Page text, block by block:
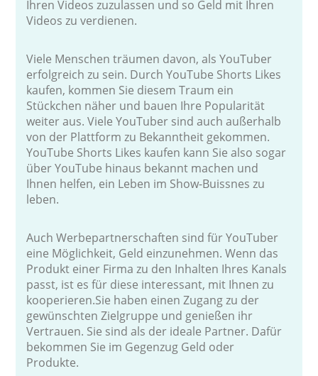
Ihren Videos zuzulassen und so Geld mit Ihren
Videos zu verdienen.
Viele Menschen träumen davon, als YouTuber
erfolgreich zu sein. Durch YouTube Shorts Likes
kaufen, kommen Sie diesem Traum ein
Stückchen näher und bauen Ihre Popularität
weiter aus. Viele YouTuber sind auch außerhalb
von der Plattform zu Bekanntheit gekommen.
YouTube Shorts Likes kaufen kann Sie also sogar
über YouTube hinaus bekannt machen und
Ihnen helfen, ein Leben im Show-Buissnes zu
leben.
Auch Werbepartnerschaften sind für YouTuber
eine Möglichkeit, Geld einzunehmen. Wenn das
Produkt einer Firma zu den Inhalten Ihres Kanals
passt, ist es für diese interessant, mit Ihnen zu
kooperieren.Sie haben einen Zugang zu der
gewünschten Zielgruppe und genießen ihr
Vertrauen. Sie sind als der ideale Partner. Dafür
bekommen Sie im Gegenzug Geld oder
Produkte.